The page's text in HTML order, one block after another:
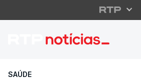
Saúde.
SAÚDE